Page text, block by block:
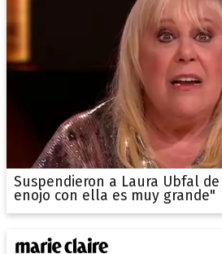
Suspendieron a Laura Ubfal
enojo con ella es muy grande"